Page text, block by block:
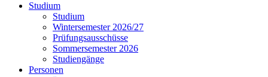
Studium
Studium
Wintersemester 2026/27
Prüfungsausschüsse
Sommersemester 2026
Studiengänge
Personen